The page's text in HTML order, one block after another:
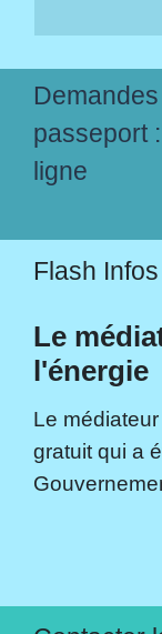
passeport
ligne
Flash Infos
Le
l'énergie
Le
gratuit qui a